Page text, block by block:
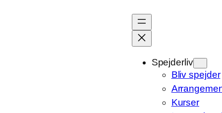
Spejderliv
Bliv spejder
Kurser